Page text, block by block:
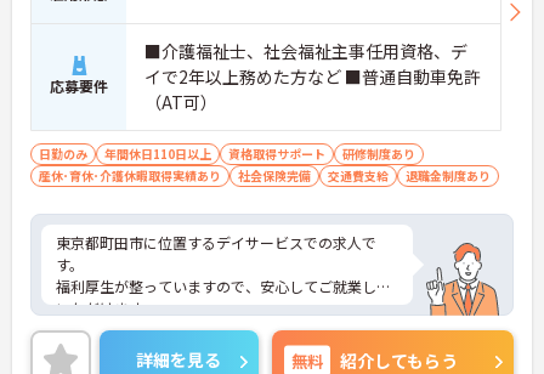
応募要件
■介護福祉士、社会福祉主事任用資格、デ
イで2年以上務めた方など ■普通自動車免許
（AT可）
日勤のみ 年間休日110日以上 資格取得サポート
研修制度あり
産休･育休･介護休暇取得実績あり
社会保険完備 交通費支給 退職金制度あり
東京都町田市に位置するデイサービスでの求人で
す。
福利厚生が整っていますので、安心してご就業して
いただけます。
ご興味のある方は、お気軽にお問い合わせくださ
い。
詳細を見る 無料 紹介してもらう